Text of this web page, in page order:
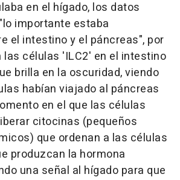
en el hígado, los datos
importante estaba
el intestino y el páncreas", por
las células 'ILC2' en el intestino
brilla en la oscuridad, viendo
habían viajado al páncreas
en el que las células
citocinas (pequeños
que ordenan a las células
produzcan la hormona
una señal al hígado para que